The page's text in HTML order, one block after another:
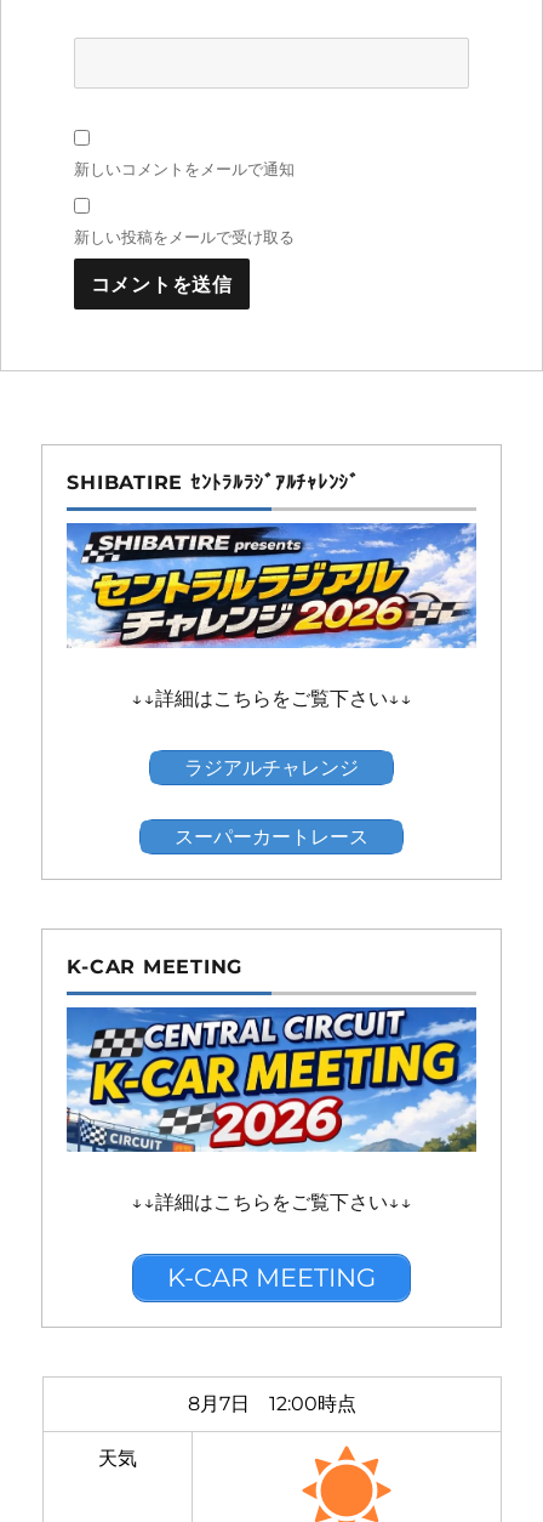
新しいコメントをメールで通知
新しい投稿をメールで受け取る
SHIBATIRE ｾﾝﾄﾗﾙﾗｼﾞｱﾙﾁｬﾚﾝｼﾞ
↓↓詳細はこちらをご覧下さい↓↓
ラジアルチャレンジ
スーパーカートレース
K-CAR MEETING
↓↓詳細はこちらをご覧下さい↓↓
K-CAR MEETING
8月7日 12:00時点
天気